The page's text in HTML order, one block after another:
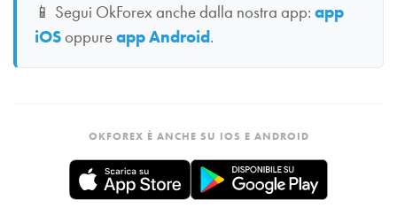
📱 Segui OkForex anche dalla nostra app: app
iOSoppureapp Android.
OKFOREX È ANCHE SU IOS E ANDROID